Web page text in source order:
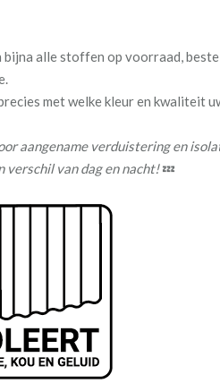
bijna alle stoffen op voorraad,
met welke kleur en kwaliteit
aangename verduistering en
verschil van dag en nacht!💤